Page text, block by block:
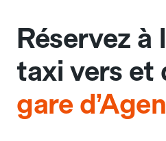
Réservez à
taxi vers et
gare d’Agen